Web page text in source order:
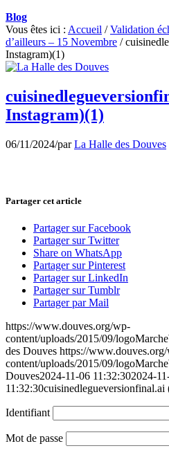
Blog
Vous êtes ici : Accueil / Validation
d’ailleurs – 15 Novembre /
Instagram)(1)
Instagram)(1)
06/11/2024/parLa Halle des Douves
Partager cet article
Partager sur Facebook
Partager sur Twitter
Share on WhatsApp
Partager sur Pinterest
Partager sur LinkedIn
Partager sur Tumblr
Partager par Mail
https://www.douves.org/wp-
content/uploads/2015/09/
des Douves https://
content/uploads/2015/09/
Douves2024-11-06 11:32:302024-
11:32:30
Identifiant
Mot de passe